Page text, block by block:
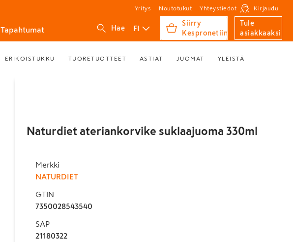
Yritys Noutotukut Yhteystiedot Kirjaudu
Tapahtumat Hae FI
Siirry
Kespronetiin
Tule
asiakkaaksi
ERIKOISTUKKU TUORETUOTTEET ASTIAT JUOMAT YLEISTÄ
Naturdiet ateriankorvike suklaajuoma 330ml
Merkki
NATURDIET
GTIN
7350028543540
SAP
21180322